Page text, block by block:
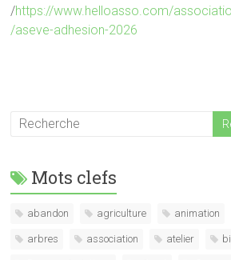
/https://www.helloasso.com/
/aseve-adhesion-2026
Mots clefs
abandon agriculture animation
arbres association atelier